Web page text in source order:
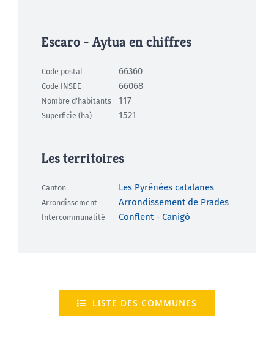
Escaro - Aytua en chiffres
Code postal 66360
Code INSEE 66068
Nombre d'habitants 117
Superficie (ha) 1521
Les territoires
Canton Les Pyrénées catalanes
Arrondissement Arrondissement de Prades
Intercommunalité Conflent - Canigó
LISTE DES COMMUNES